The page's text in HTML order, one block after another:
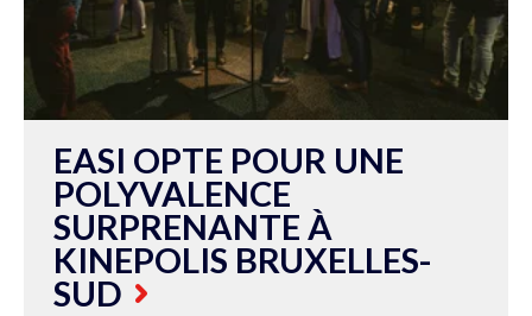
EASI OPTE POUR UNE
POLYVALENCE
SURPRENANTE À
KINEPOLIS BRUXELLES-
SUD